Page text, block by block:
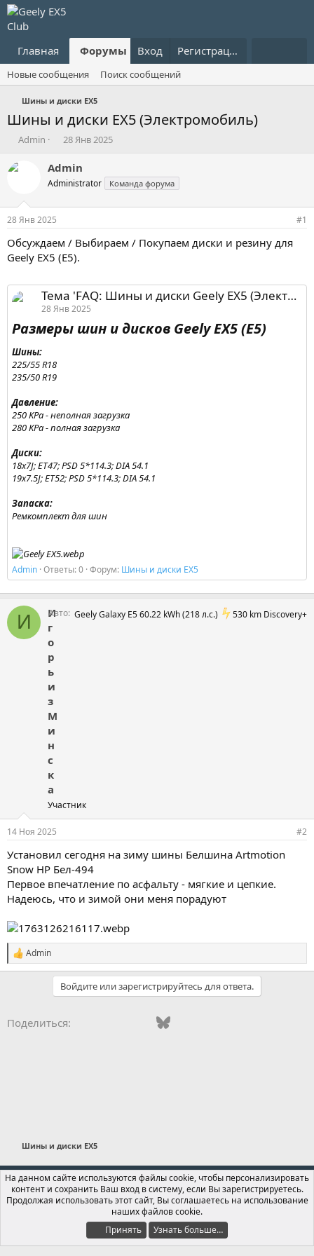
Главная Форумы Что нового?
Вход Регистрация
Новые сообщения Поиск сообщений
Шины и диски EX5
Шины и диски EX5 (Электромобиль)
А
т
т
е
м
ы
Admin
Д
т
а
н
а
л
а
28 Янв 2025
Admin
Administrator Команда форума
28 Янв 2025 #1
Обсуждаем / Выбираем / Покупаем диски и резину для
Geely EX5 (E5).
Тема 'FAQ: Шины и диски Geely EX5 (Электромобиль)'
28 Янв 2025
Размеры шин и дисков Geely EX5 (E5)​
Шины:
225/55 R18
235/50 R19
Давление:
250 KPa - неполная загрузка
280 KPa - полная загрузка
Диски:
18x7J; ET47; PSD 5*114.3; DIA 54.1
19x7.5J; ET52; PSD 5*114.3; DIA 54.1
Запаска:
Ремкомплект для шин
Admin Ответы: 0 Форум: Шины и диски EX5
И
И
г
о
р
ь
и
з
М
и
н
с
к
а
Участник
Авто Geely Galaxy E5 60.22 kWh (218 л.с.) 530 km Discovery+
14 Ноя 2025 #2
Установил сегодня на зиму шины Белшина Artmotion
Snow HP Бел-494
Первое впечатление по асфальту - мягкие и цепкие.
Надеюсь, что и зимой они меня порадуют
С
и
и
Admin
Войдите или зарегистрируйтесь для ответа.
Поделиться: Odnoklassniki
Mail.ruBluesky
Шины и диски EX5
Russian (RU)
Обратная связь
Условия и правила
Политика конфиденциальности
Помощь
Локализация от xenForo.Info®
На данном сайте используются файлы cookie, чтобы персонализировать
контент и сохранить Ваш вход в систему, если Вы зарегистрируетесь.
Продолжая использовать этот сайт, Вы соглашаетесь на использование
наших файлов cookie.
Принять
Узнать больше…